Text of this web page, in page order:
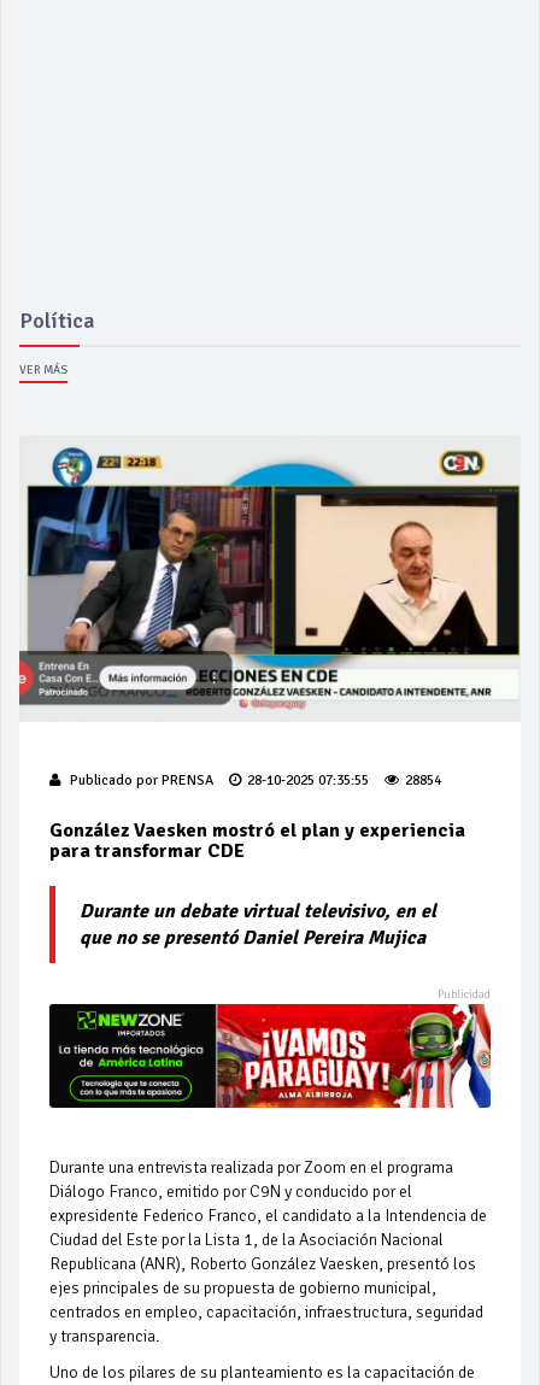
Política
VER MÁS
Publicado por PRENSA 28-10-2025 07:35:55 28854
González Vaesken mostró el plan y experiencia
para transformar CDE
Durante un debate virtual televisivo, en el
que no se presentó Daniel Pereira Mujica
Durante una entrevista realizada por Zoom en el programa
Diálogo Franco, emitido por C9N y conducido por el
expresidente Federico Franco, el candidato a la Intendencia de
Ciudad del Este por la Lista 1, de la Asociación Nacional
Republicana (ANR), Roberto González Vaesken, presentó los
ejes principales de su propuesta de gobierno municipal,
centrados en empleo, capacitación, infraestructura, seguridad
y transparencia.
Uno de los pilares de su planteamiento es la capacitación de